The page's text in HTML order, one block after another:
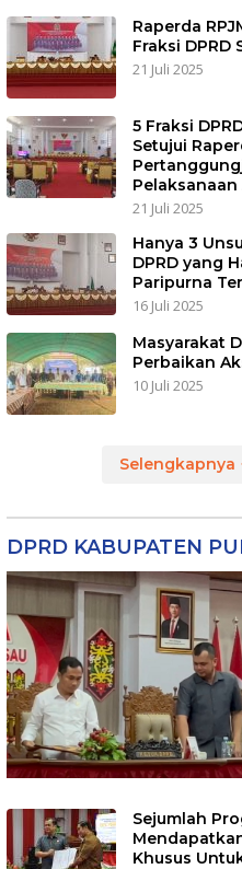
Raperda
Fraksi DPRD
21 Juli 2025
5 Fraksi
Setujui
Pelaksanaan
21 Juli 2025
Hanya 3
DPRD yang
Paripurna
16 Juli 2025
Masyarakat
Perbaikan
10 Juli 2025
Selengkapnya
DPRD KABUPATEN
Sejumlah
Khusus